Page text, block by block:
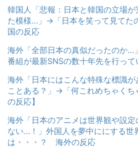
韓国人「悲報：日本と韓国の立場
た模様…」→「日本を笑って見てた
国の反応
海外「全部日本の真似だったのか…
番組が最新SNSの数十年先を行って
海外「日本にはこんな特殊な標識
ことある？」→「何これめちゃくち
の反応】
海外「日本のアニメは世界観や設
ない…！」外国人を夢中ににする世
は・・・？ 海外の反応